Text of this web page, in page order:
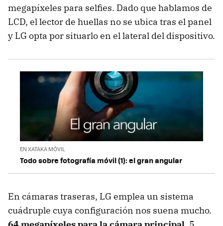
megapíxeles para selfies. Dado que hablamos de
LCD, el lector de huellas no se ubica tras el panel
y LG opta por situarlo en el lateral del dispositivo.
EN XATAKA MÓVIL
Todo sobre fotografía móvil (1): el gran angular
En cámaras traseras, LG emplea un sistema
cuádruple cuya configuración nos suena mucho.